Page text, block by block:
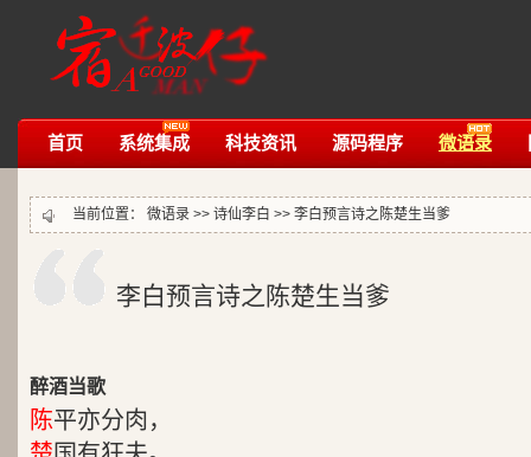
首页 系统集成 科技资讯 源码程序 微语录
当前位置： 微语录 >> 诗仙李白 >> 李白预言诗之陈楚生当爹
李白预言诗之陈楚生当爹
醉酒当歌
陈平亦分肉，